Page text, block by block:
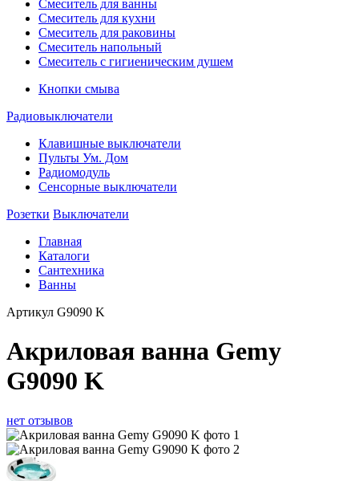
Смеситель для ванны
Смеситель для кухни
Смеситель для раковины
Смеситель напольный
Смеситель с гигиеническим душем
Кнопки смыва
Радиовыключатели
Клавишные выключатели
Пульты Ум. Дом
Радиомодуль
Сенсорные выключатели
Розетки Выключатели
Главная
Каталоги
Сантехника
Ванны
Артикул G9090 K
Акриловая ванна Gemy
G9090 K
нет отзывов